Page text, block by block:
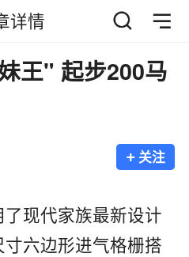
详情
王" 起步200马
+ 关注
现代家族最新设计
六边形进气格栅搭